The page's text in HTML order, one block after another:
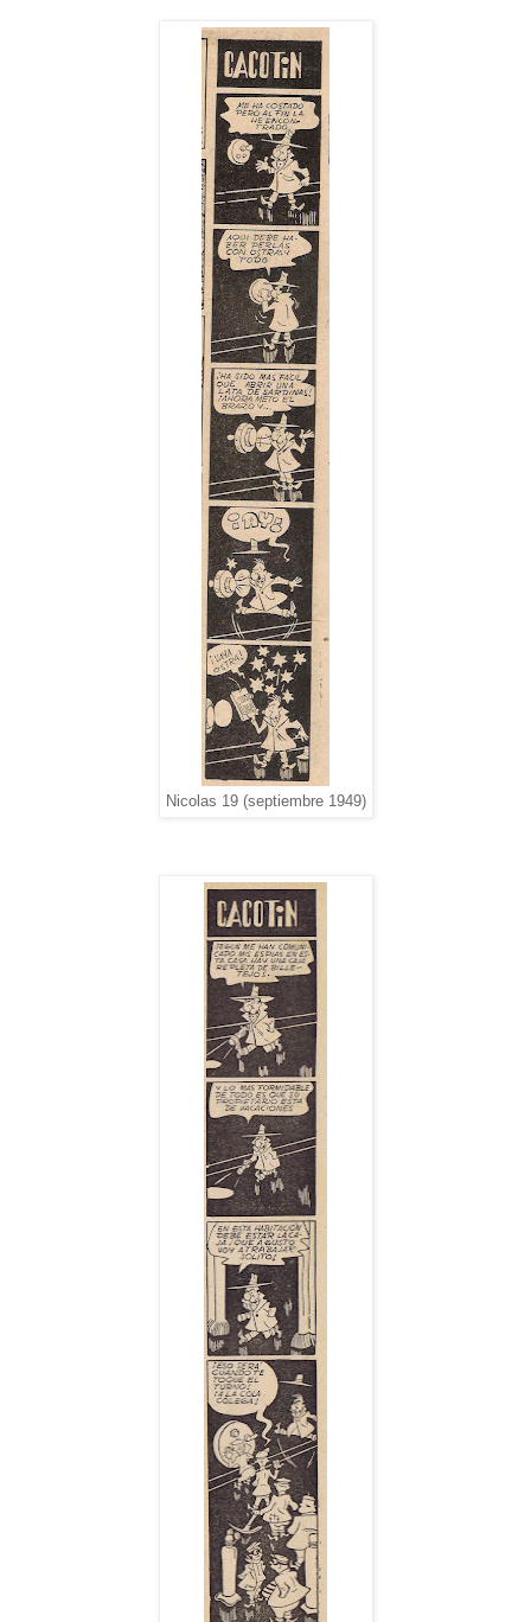
Nicolas 19 (septiembre 1949)